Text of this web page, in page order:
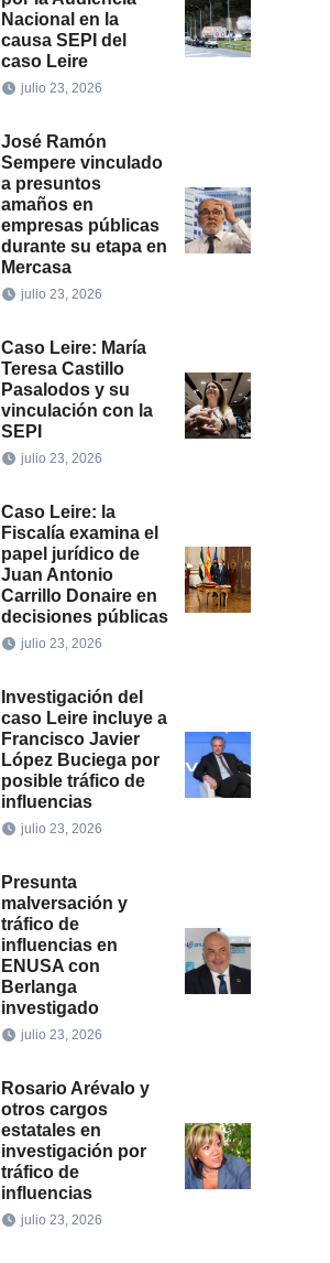
Nacional en la
causa SEPI del
caso Leire
julio 23, 2026
José Ramón
Sempere vinculado
a presuntos
amaños en
empresas públicas
durante su etapa en
Mercasa
julio 23, 2026
Caso Leire: María
Teresa Castillo
Pasalodos y su
vinculación con la
SEPI
julio 23, 2026
Caso Leire: la
Fiscalía examina el
papel jurídico de
Juan Antonio
Carrillo Donaire en
decisiones públicas
julio 23, 2026
Investigación del
caso Leire incluye a
Francisco Javier
López Buciega por
posible tráfico de
influencias
julio 23, 2026
Presunta
malversación y
tráfico de
influencias en
ENUSA con
Berlanga
investigado
julio 23, 2026
Rosario Arévalo y
otros cargos
estatales en
investigación por
tráfico de
influencias
julio 23, 2026